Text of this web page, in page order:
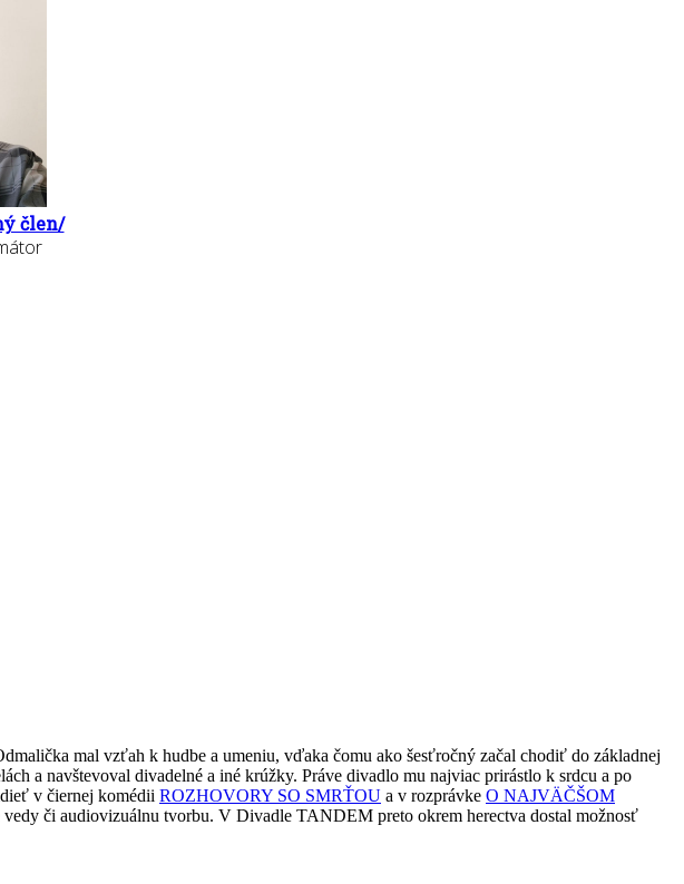
člen/
mal vzťah k hudbe a umeniu, vďaka čomu ako šesťročný začal chodiť do základnej
a navštevoval divadelné a iné krúžky. Práve divadlo mu najviac prirástlo k srdcu a po
v čiernej komédii ROZHOVORY SO SMRŤOU a v rozprávke O NAJVÄČŠOM
či audiovizuálnu tvorbu. V Divadle TANDEM preto okrem herectva dostal možnosť